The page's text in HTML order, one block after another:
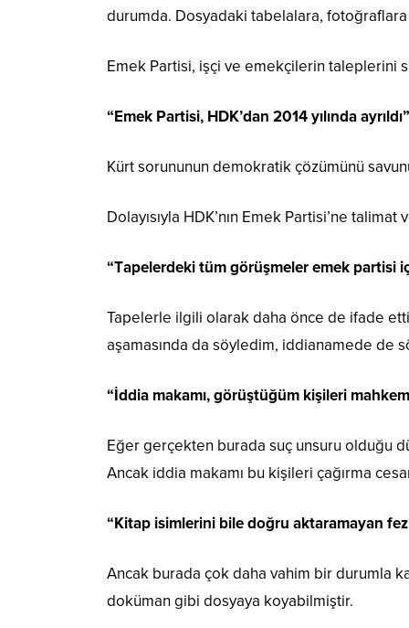
durumda. Dosyadaki tabelalara, fotoğraflara
Emek Partisi, işçi ve emekçilerin taleplerini
“Emek Partisi, HDK’dan 2014 yılında ayrıldı”
Kürt sorununun demokratik çözümünü
Dolayısıyla HDK’nın Emek Partisi’ne
“Tapelerdeki tüm görüşmeler emek partisi
Tapelerle ilgili olarak daha önce de ifade
aşamasında da söyledim, iddianamede de
“İddia makamı, görüştüğüm kişileri
Eğer gerçekten burada suç unsuru olduğu
Ancak iddia makamı bu kişileri çağırma
“Kitap isimlerini bile doğru aktaramayan
Ancak burada çok daha vahim bir durumla
doküman gibi dosyaya koyabilmiştir.